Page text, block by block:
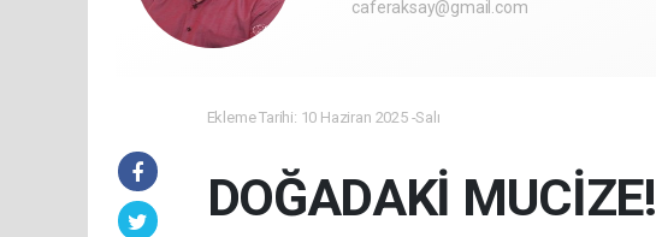
caferaksay@gmail.com
Ekleme Tarihi: 10 Haziran 2025 -Salı
DOĞADAKİ MUCİZE!